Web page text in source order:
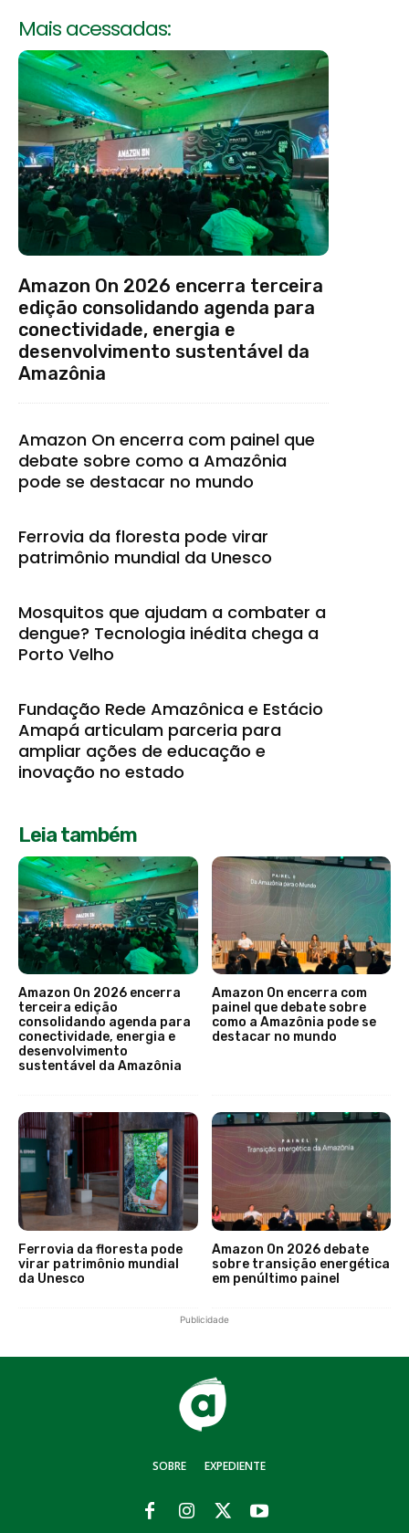
Mais acessadas:
Amazon On 2026 encerra terceira
edição consolidando agenda para
conectividade, energia e
desenvolvimento sustentável da
Amazônia
Amazon On encerra com painel que
debate sobre como a Amazônia
pode se destacar no mundo
Ferrovia da floresta pode virar
patrimônio mundial da Unesco
Mosquitos que ajudam a combater a
dengue? Tecnologia inédita chega a
Porto Velho
Fundação Rede Amazônica e Estácio
Amapá articulam parceria para
ampliar ações de educação e
inovação no estado
Leia também
Amazon On 2026 encerra
terceira edição
consolidando agenda para
conectividade, energia e
desenvolvimento
sustentável da Amazônia
Amazon On encerra com
painel que debate sobre
como a Amazônia pode se
destacar no mundo
Ferrovia da floresta pode
virar patrimônio mundial
da Unesco
Amazon On 2026 debate
sobre transição energética
em penúltimo painel
Publicidade
SOBRE EXPEDIENTE